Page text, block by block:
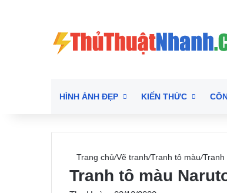
HÌNH ẢNH ĐẸP KIẾN THỨC
Trang chủ/Vẽ tranh/Tranh tô màu/Tranh
Tranh tô màu